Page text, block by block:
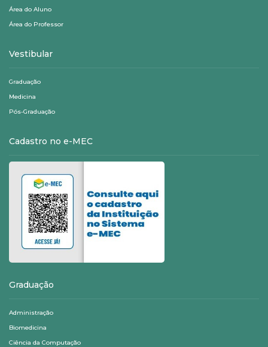
Área do Aluno
Área do Professor
Vestibular
Graduação
Medicina
Pós-Graduação
Cadastro no e-MEC
Graduação
Administração
Biomedicina
Ciência da Computação